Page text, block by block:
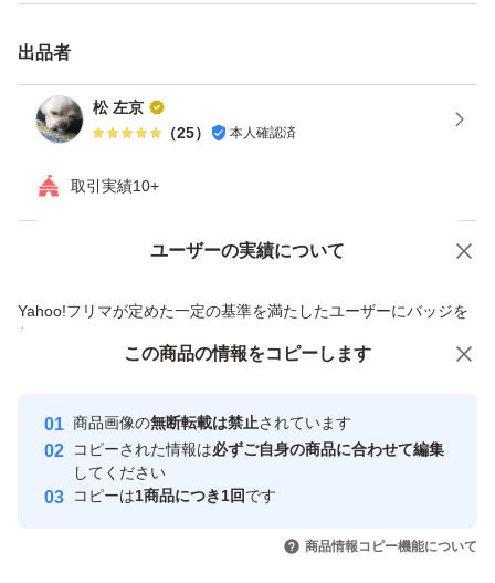
出品者
松 左京
（25） 本人確認済
取引実績10+
ユーザーの実績について
Yahoo!フリマが定めた一定の基準を満たしたユーザーにバッジを
付与しています
安心取引出品者
心・安全なユーザーです
取引実績
引を完了させた実績があります
価格の相談 商品への質問
この商品の情報をコピーします
商品画像の無断転載は禁止されています
コピーされた情報は必ずご自身の商品に合わせて編集
してください
コピーは1商品につき1回です
商品情報コピー機能について
この商品をみている人にオススメ